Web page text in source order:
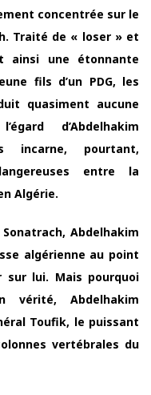
concentrée sur le
Traité de « loser » et
ainsi une étonnante
fils d’un PDG, les
quasiment aucune
d’Abdelhakim
incarne, pourtant,
entre la
Algérie.
Abdelhakim
algérienne au point
sur lui. Mais pourquoi
vérité, Abdelhakim
Toufik, le puissant
vertébrales du